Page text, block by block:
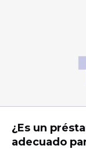
¿Es un
adecuado